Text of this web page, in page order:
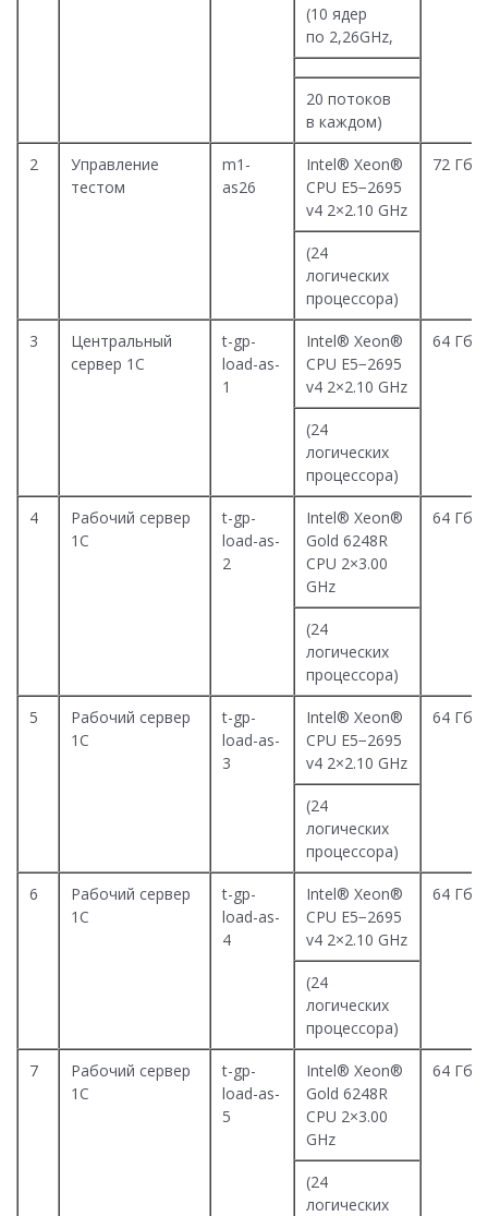
(10 ядер
по 2,26GHz,
20 потоков
в каждом)
2
Управление
тестом
m1-
as26
Intel® Xeon®
CPU E5−2695
v4 2×2.10 GHz
72 Гб
(24
логических
процессора)
3
Центральный
сервер 1С
t-gp-
load-as-
1
Intel® Xeon®
CPU E5−2695
v4 2×2.10 GHz
64 Гб
(24
логических
процессора)
4
Рабочий сервер
1С
t-gp-
load-as-
2
Intel® Xeon®
Gold 6248R
CPU 2×3.00
GHz
64 Гб
(24
логических
процессора)
5
Рабочий сервер
1С
t-gp-
load-as-
3
Intel® Xeon®
CPU E5−2695
v4 2×2.10 GHz
64 Гб
(24
логических
процессора)
6
Рабочий сервер
1С
t-gp-
load-as-
4
Intel® Xeon®
CPU E5−2695
v4 2×2.10 GHz
64 Гб
(24
логических
процессора)
7
Рабочий сервер
1С
t-gp-
load-as-
5
Intel® Xeon®
Gold 6248R
CPU 2×3.00
GHz
64 Гб
(24
логических